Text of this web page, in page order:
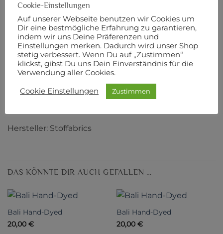
PRODUKTSICHERHEIT
Batik
110 cm Breite
Hersteller: Stoffabrics
DAS KÖNNTE DIR AUCH GEFALLEN …
Bali Hand-Dyed
20,00 €
Bali Hand-Dyed
20,00 €
Cookie-Einstellungen
Auf unserer Webseite benutzen wir Cookies um
Dir eine bestmögliche Erfahrung zu garantieren,
indem wir uns Deine Präferenzen und
Einstellungen merken. Dadurch wird unser Shop
stetig verbessert. Wenn Du auf „Zustimmen“
klickst, gibst Du uns Dein Einverständnis für die
Verwendung aller Cookies.
Cookie Einstellungen Zustimmen